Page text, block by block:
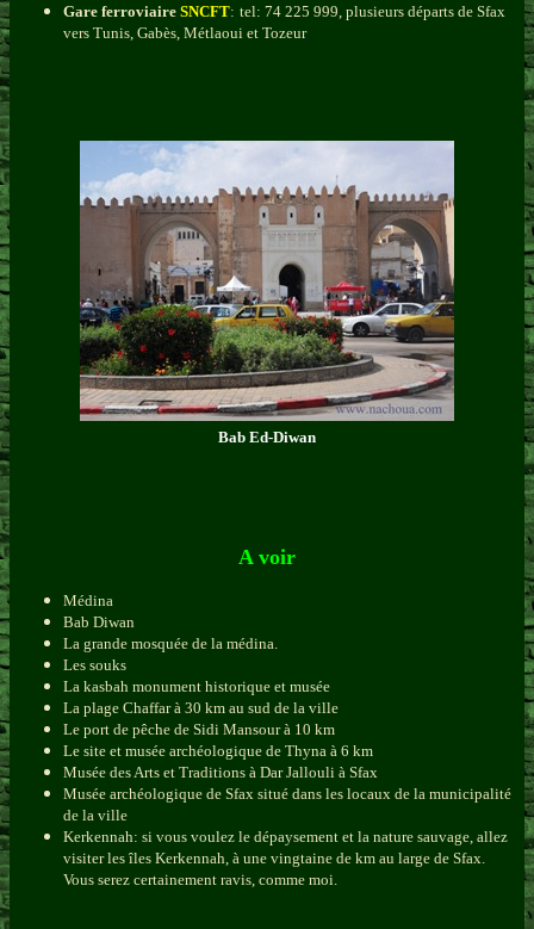
Gare ferroviaire SNCFT: tel: 74 225 999, plusieurs départs de Sfax
vers Tunis, Gabès, Métlaoui et Tozeur.
Bab Ed-Diwan
A voir
Médina
Bab Diwan
La grande mosquée de la médina.
Les souks
La kasbah monument historique et musée
La plage Chaffar à 30 km au sud de la ville
Le port de pêche de Sidi Mansour à 10 km
Le site et musée archéologique de Thyna à 6 km
Musée des Arts et Traditions à Dar Jallouli à Sfax
Musée archéologique de Sfax situé dans les locaux de la municipalité
de la ville
Kerkennah: si vous voulez le dépaysement et la nature sauvage, allez
visiter les îles Kerkennah, à une vingtaine de km au large de Sfax.
Vous serez certainement ravis, comme moi.